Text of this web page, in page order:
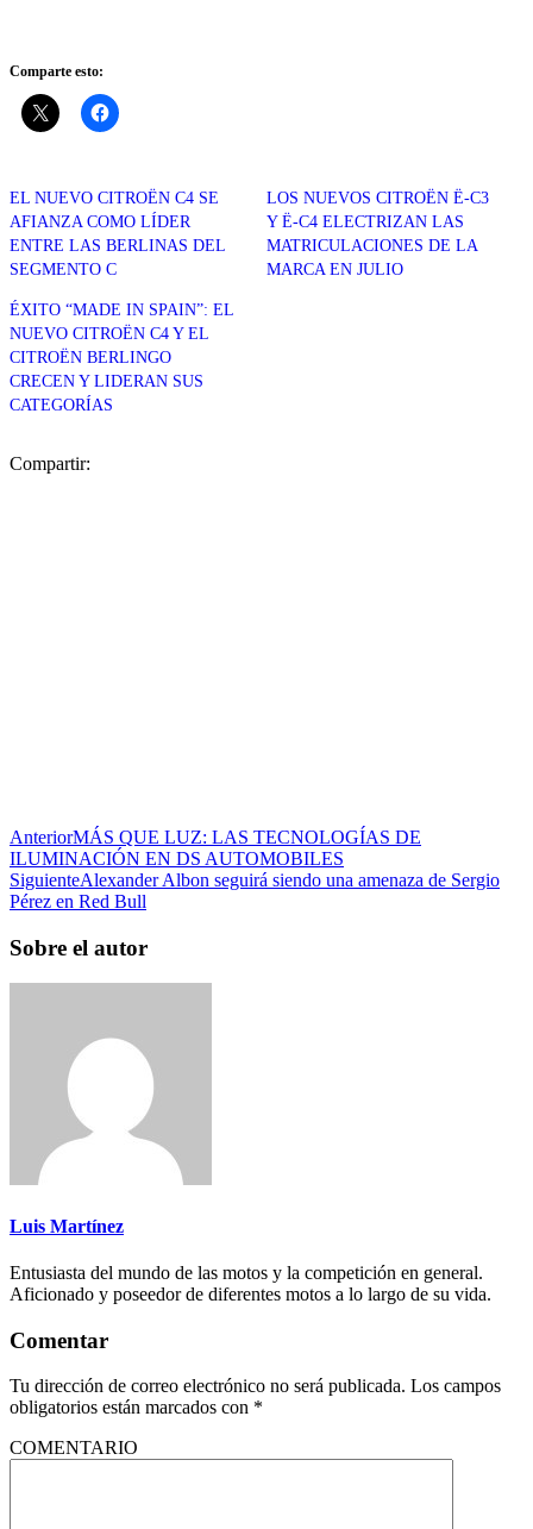
Comparte esto:
EL NUEVO CITROËN C4 SE
AFIANZA COMO LÍDER
ENTRE LAS BERLINAS DEL
SEGMENTO C
LOS NUEVOS CITROËN Ë-C3
Y Ë-C4 ELECTRIZAN LAS
MATRICULACIONES DE LA
MARCA EN JULIO
ÉXITO “MADE IN SPAIN”: EL
NUEVO CITROËN C4 Y EL
CITROËN BERLINGO
CRECEN Y LIDERAN SUS
CATEGORÍAS
Compartir:
AnteriorMÁS QUE LUZ: LAS TECNOLOGÍAS DE
ILUMINACIÓN EN DS AUTOMOBILES
SiguienteAlexander Albon seguirá siendo una amenaza de Sergio
Pérez en Red Bull
Sobre el autor
Luis Martínez
Entusiasta del mundo de las motos y la competición en general.
Aficionado y poseedor de diferentes motos a lo largo de su vida.
Comentar
Tu dirección de correo electrónico no será publicada. Los campos
obligatorios están marcados con *
COMENTARIO